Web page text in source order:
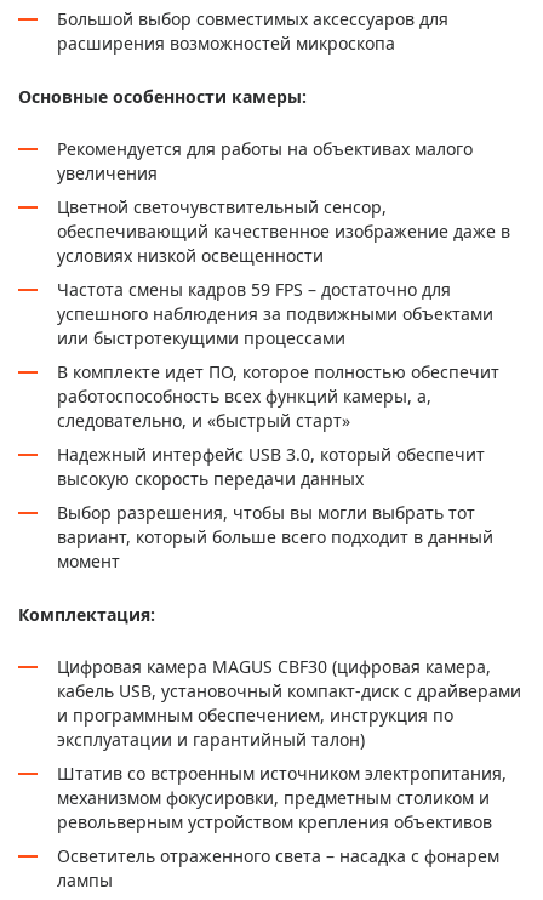
Большой выбор совместимых аксессуаров для
расширения возможностей микроскопа
Основные особенности камеры:
Рекомендуется для работы на объективах малого
увеличения
Цветной светочувствительный сенсор,
обеспечивающий качественное изображение даже в
условиях низкой освещенности
Частота смены кадров 59 FPS – достаточно для
успешного наблюдения за подвижными объектами
или быстротекущими процессами
В комплекте идет ПО, которое полностью обеспечит
работоспособность всех функций камеры, а,
следовательно, и «быстрый старт»
Надежный интерфейс USB 3.0, который обеспечит
высокую скорость передачи данных
Выбор разрешения, чтобы вы могли выбрать тот
вариант, который больше всего подходит в данный
момент
Комплектация:
Цифровая камера MAGUS CBF30 (цифровая камера,
кабель USB, установочный компакт-диск с драйверами
и программным обеспечением, инструкция по
эксплуатации и гарантийный талон)
Штатив со встроенным источником электропитания,
механизмом фокусировки, предметным столиком и
револьверным устройством крепления объективов
Осветитель отраженного света – насадка с фонарем
лампы